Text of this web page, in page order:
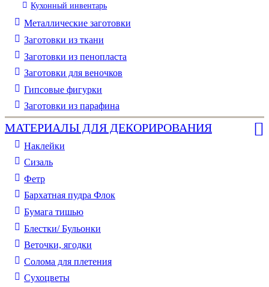
Кухонный инвентарь
Металлические заготовки
Заготовки из ткани
Заготовки из пенопласта
Заготовки для веночков
Гипсовые фигурки
Заготовки из парафина
МАТЕРИАЛЫ ДЛЯ ДЕКОРИРОВАНИЯ
Наклейки
Сизаль
Фетр
Бархатная пудра Флок
Бумага тишью
Блестки/ Бульонки
Веточки, ягодки
Солома для плетения
Cухоцветы